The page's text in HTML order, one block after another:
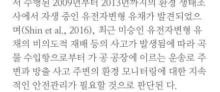
서 수행된 2009년부터 2013년까지의 환경 생태조
사에서 자생 중인 유전자변형 유채가 발견되었으
며(Shin et al., 2016), 최근 미승인 유전자변형 유
채의 비의도적 재배 등의 사고가 발생됨에 따라 곡
물 수입항으로부터 가 공 공장에 이르는 운송로 주
변과 방출 사고 주변의 환경 모니터링에 대한 지속
적인 안전관리가 필요할 것으로 판단된 다.